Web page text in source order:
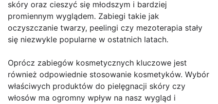
skóry oraz cieszyć się młodszym i bardziej
promiennym wyglądem. Zabiegi takie jak
oczyszczanie twarzy, peelingi czy mezoterapia stały
się niezwykle popularne w ostatnich latach.
Oprócz zabiegów kosmetycznych kluczowe jest
również odpowiednie stosowanie kosmetyków. Wybór
właściwych produktów do pielęgnacji skóry czy
włosów ma ogromny wpływ na nasz wygląd i